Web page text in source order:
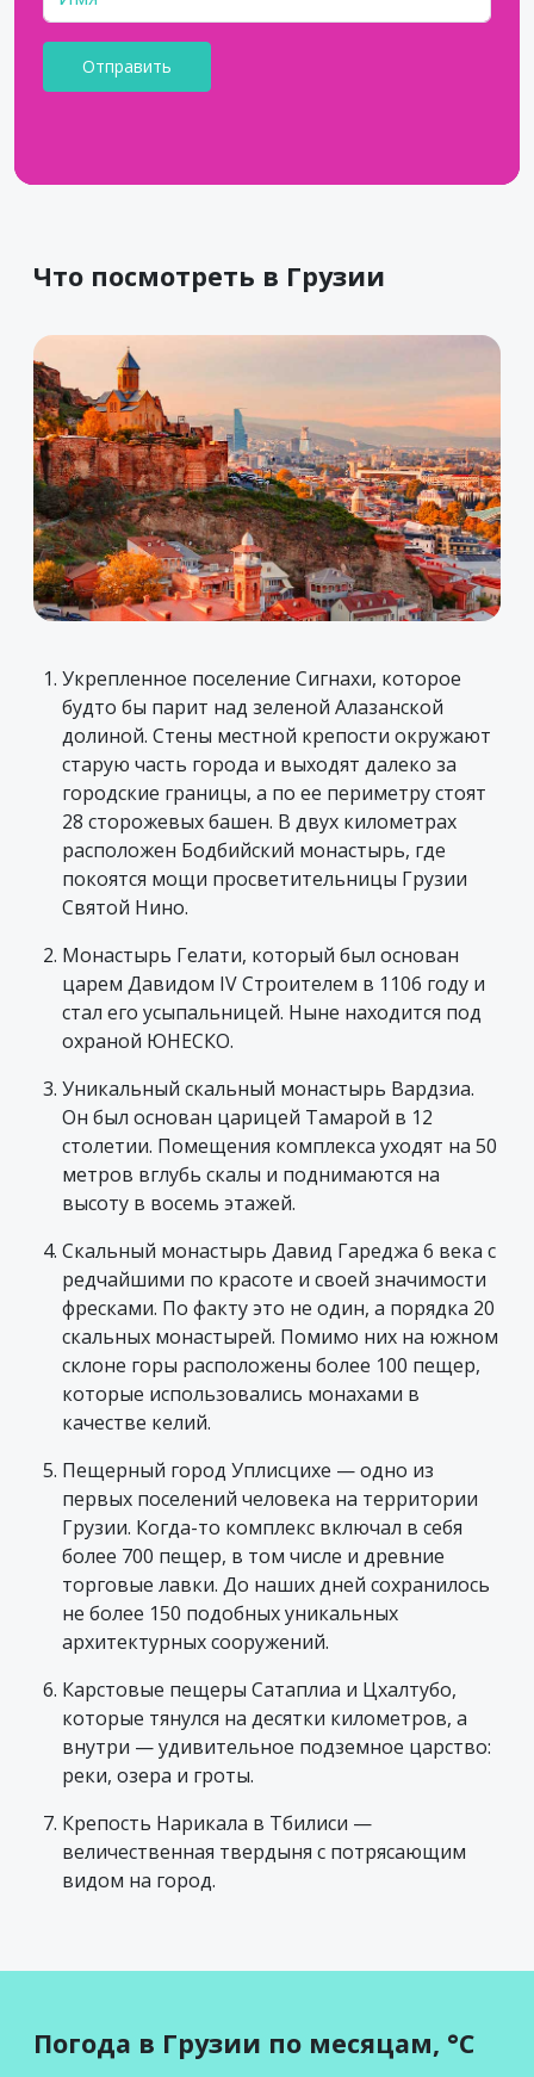
Что посмотреть в Грузии
Укрепленное поселение Сигнахи, которое
будто бы парит над зеленой Алазанской
долиной. Стены местной крепости окружают
старую часть города и выходят далеко за
городские границы, а по ее периметру стоят
28 сторожевых башен. В двух километрах
расположен Бодбийский монастырь, где
покоятся мощи просветительницы Грузии
Святой Нино.
Монастырь Гелати, который был основан
царем Давидом IV Строителем в 1106 году и
стал его усыпальницей. Ныне находится под
охраной ЮНЕСКО.
Уникальный скальный монастырь Вардзиа.
Он был основан царицей Тамарой в 12
столетии. Помещения комплекса уходят на 50
метров вглубь скалы и поднимаются на
высоту в восемь этажей.
Скальный монастырь Давид Гареджа 6 века с
редчайшими по красоте и своей значимости
фресками. По факту это не один, а порядка 20
скальных монастырей. Помимо них на южном
склоне горы расположены более 100 пещер,
которые использовались монахами в
качестве келий.
Пещерный город Уплисцихе — одно из
первых поселений человека на территории
Грузии. Когда-то комплекс включал в себя
более 700 пещер, в том числе и древние
торговые лавки. До наших дней сохранилось
не более 150 подобных уникальных
архитектурных сооружений.
Карстовые пещеры Сатаплиа и Цхалтубо,
которые тянулся на десятки километров, а
внутри — удивительное подземное царство:
реки, озера и гроты.
Крепость Нарикала в Тбилиси —
величественная твердыня с потрясающим
видом на город.
Погода в Грузии по месяцам, °C